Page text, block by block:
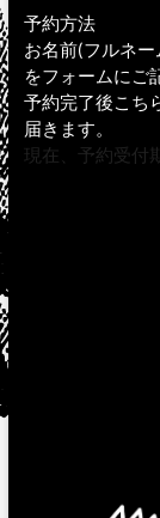
予約方法
お名前(フルネ
をフォームにご
予約完了後こち
届きます。
現在、予約受付